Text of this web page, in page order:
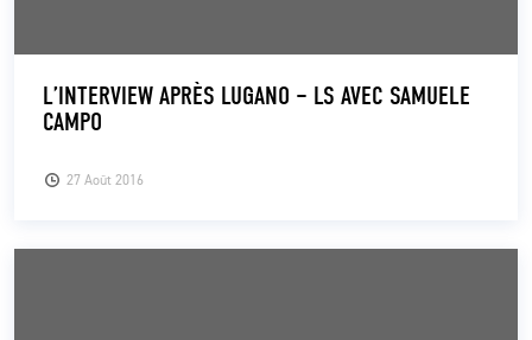
27 Août 2016
L’INTERVIEW APRÈS LUGANO – LS AVEC SAMUELE
CAMPO